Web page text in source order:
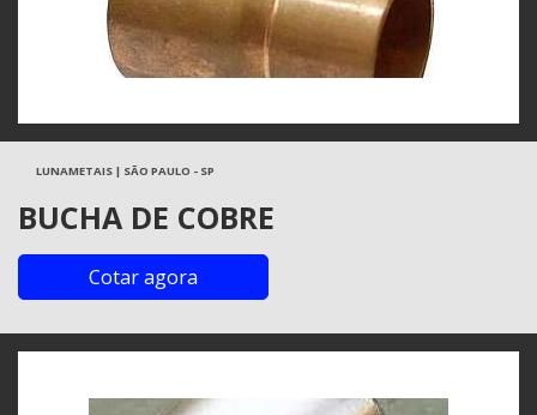
LUNAMETAIS | SÃO PAULO - SP
BUCHA DE COBRE
Cotar agora